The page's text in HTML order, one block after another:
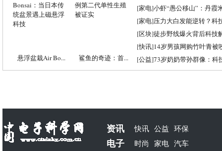
悬浮盆栽Air Bo... 鲨鱼的奇迹：首...
[家电]小虾“愚公移山”：丹霞
[家电]压力大白发能逆转？科
[区块]徒步野线爆火背后科技
[快讯]14岁男孩网购竹叶青被
[公益]73岁奶奶带孙群像：科
资讯 快讯 公益 环保
电子 时尚 家电 汽车